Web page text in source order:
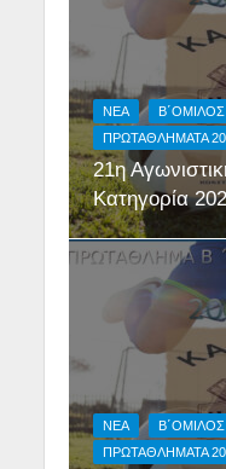
NEA
Β΄ΟΜΙΛΟΣ
ΠΡΩΤΑΘΛΗΜΑΤΑ
21η
Κατηγορία
NEA
Β΄ΟΜΙΛΟΣ
ΠΡΩΤΑΘΛΗΜΑΤΑ